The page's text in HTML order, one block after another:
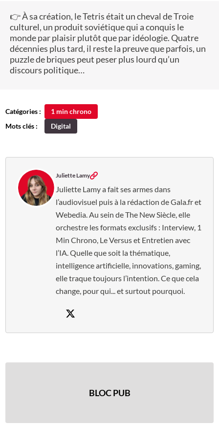
👉 À sa création, le Tetris était un cheval de Troie
culturel, un produit soviétique qui a conquis le
monde par plaisir plutôt que par idéologie. Quatre
décennies plus tard, il reste la preuve que parfois, un
puzzle de briques peut peser plus lourd qu’un
discours politique…
Catégories :
1 min chrono
Mots clés :
Digital
Juliette Lamy
Juliette Lamy a fait ses armes dans
l’audiovisuel puis à la rédaction de Gala.fr et
Webedia. Au sein de The New Siècle, elle
orchestre les formats exclusifs : Interview, 1
Min Chrono, Le Versus et Entretien avec
l’IA. Quelle que soit la thématique,
intelligence artificielle, innovations, gaming,
elle traque toujours l’intention. Ce que cela
change, pour qui... et surtout pourquoi.
BLOC PUB